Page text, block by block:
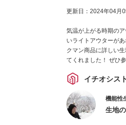
更新日： 2024年04月
気温が上がる時期の
いライトアウターが
クマン商品に詳しい
てくれました！ ぜひ
イチオシスト
機能性
生地